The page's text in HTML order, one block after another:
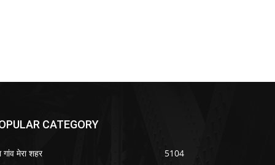
CATEGORY
गांव मेरा शहर
5104